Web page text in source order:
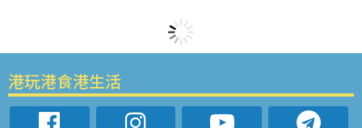
港玩港食港生活